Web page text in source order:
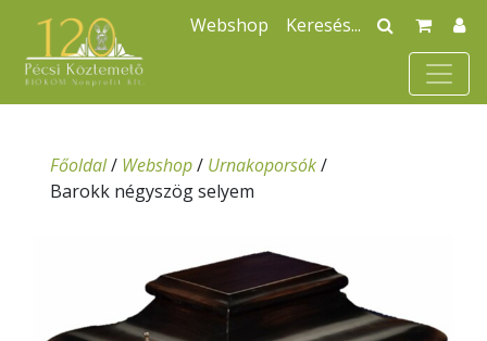
Webshop
Főoldal/ Webshop/ Urnakoporsók/
Barokk négyszög selyem